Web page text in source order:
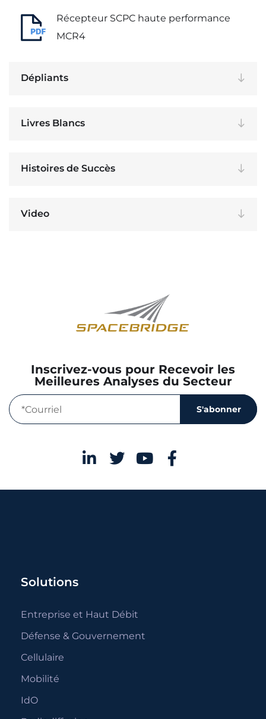
Récepteur SCPC haute performance
MCR4
Dépliants
Livres Blancs
Histoires de Succès
Video
Inscrivez-vous pour Recevoir les
Meilleures Analyses du Secteur
S'abonner
Solutions
Entreprise et Haut Débit
Défense & Gouvernement
Cellulaire
Mobilité
IdO